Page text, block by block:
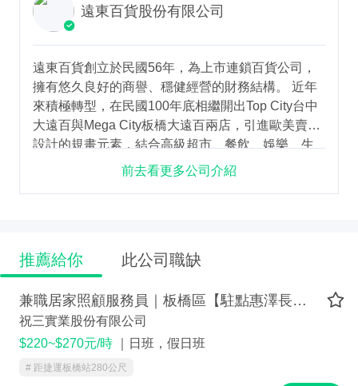
遠東百貨股份有限公司
遠東百貨創立於民國56年，為上市連鎖百貨公司，
擁有悠久良好的商譽、穩健經營的財務結構。 近年
來積極轉型，在民國100年底相繼開出Top City台中
大遠百與Mega City板橋大遠百兩店，引進歐美賣場
設計的規畫元素，結合高級超市、餐飲、娛樂、生
活、文化…等機能，擺脫制式傳統的百貨經營概
造三百萬以上瀏覽人次的網路聲量、及大稻埕特色
老街設計超過百萬人次拍照上傳的紀錄。 民國111
年年初於竹北試營運的遠東新世紀購物中心將汲取
轉型成功經驗，持續追求更高的顧客體驗。 轉投資
事業包括愛買量販店、遠企購物中心及頂級超市遠
東都會公司city’super，民國91年遠東集團零售版圖
增加了太平洋SOGO百貨及大陸太平洋百貨，一舉
前去看更多公司介紹
推薦給你 此公司職缺
兼職居家照顧服務員｜板橋區【駐點惠澤長照機構】
祝三實業股份有限公司
$220~$270元/時
｜日班，假日班
# 距捷運板橋站280公尺